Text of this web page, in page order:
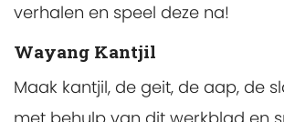
verhalen en speel deze na!
Wayang Kantjil
Maak kantjil, de geit, de aap, de